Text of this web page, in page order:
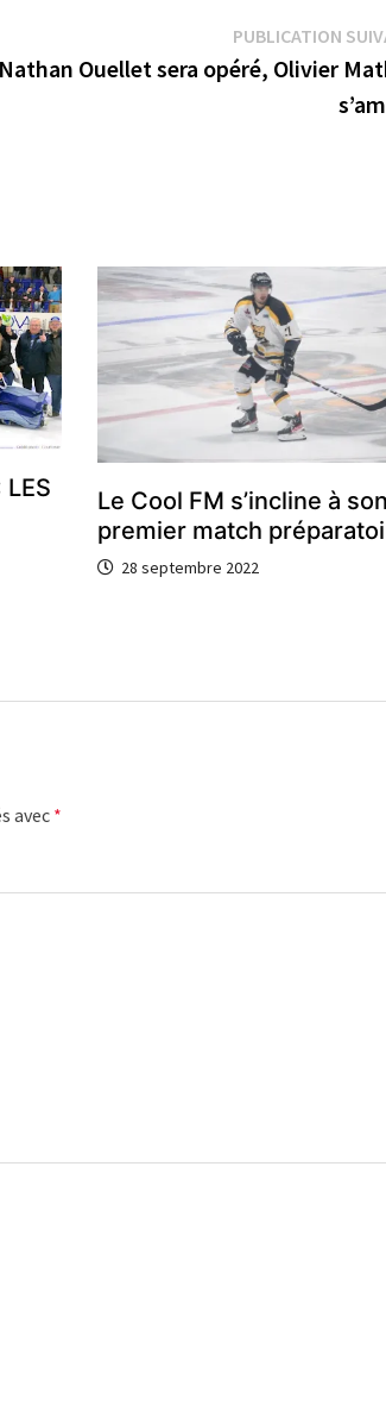
PUBLICATION
Ouellet sera opéré, Olivier
LES
Le Cool FM s’incline à
premier match
28 septembre 2022
avec*